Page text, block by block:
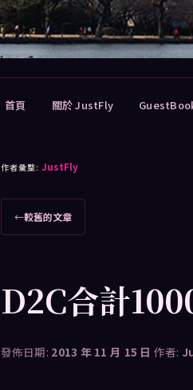
首頁 關於 JustFly
作者彙整: JustFly
章
←較舊的文章
D2C合計
發佈日期: 2013 年 11 月 15 日 作者: